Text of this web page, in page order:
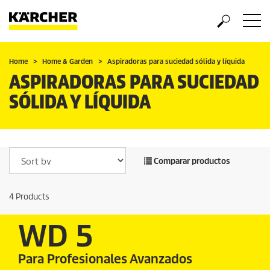
Home Home & Garden Aspiradoras para suciedad sólida y líquida
ASPIRADORAS PARA SUCIEDAD
SÓLIDA Y LÍQUIDA
Comparar productos
4 Products
WD 5
Para Profesionales Avanzados